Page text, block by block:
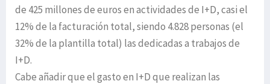
de 425 millones de euros en actividades de I+D, casi el
12% de la facturación total, siendo 4.828 personas (el
32% de la plantilla total) las dedicadas a trabajos de
I+D.
Cabe añadir que el gasto en I+D que realizan las